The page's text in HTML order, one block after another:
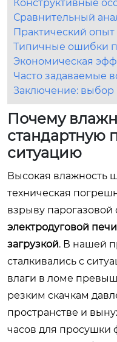
Конструктивные
Сравнительный
Практический
Типичные ошибки
Экономическая
Часто задаваемые
Заключение: выбор
Почему
стандартную
ситуацию
Высокая влажность
техническая
взрыву парогазовой
электродуговой
загрузкой. В нашей
сталкивались с
влаги в ломе
резким скачкам
пространстве и
часов для просушки